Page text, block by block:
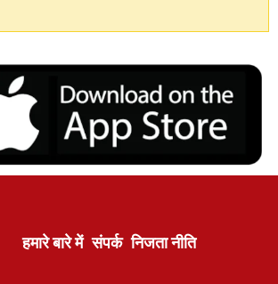
हमारे बारे में संपर्क निजता नीति